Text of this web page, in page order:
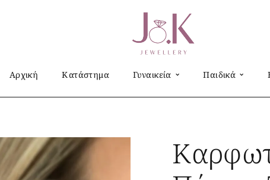
Αρχική Κατάστημα Γυναικεία Παιδικά